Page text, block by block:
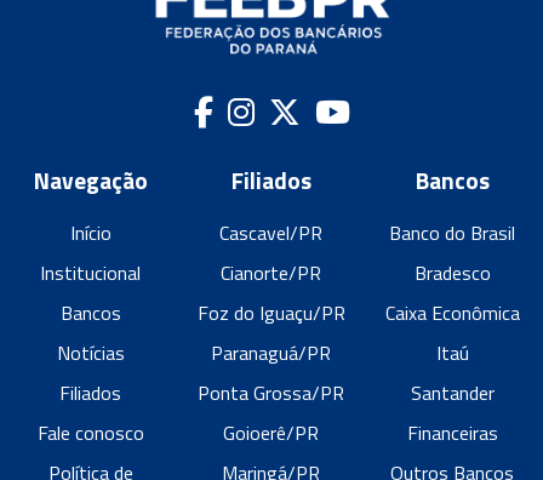
Navegação
Início
Institucional
Bancos
Notícias
Filiados
Fale conosco
Política de
Filiados
Cascavel/PR
Cianorte/PR
Foz do Iguaçu/PR
Paranaguá/PR
Ponta Grossa/PR
Goioerê/PR
Maringá/PR
Bancos
Banco do Brasil
Bradesco
Caixa Econômica
Itaú
Santander
Financeiras
Outros Bancos